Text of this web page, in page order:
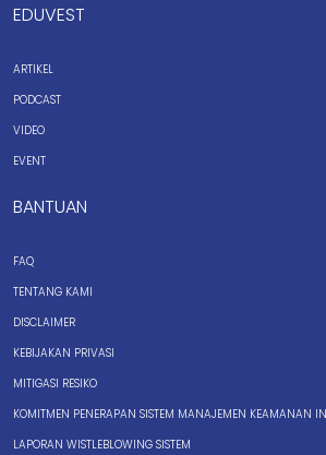
EDUVEST
ARTIKEL
PODCAST
VIDEO
EVENT
BANTUAN
FAQ
TENTANG KAMI
DISCLAIMER
KEBIJAKAN PRIVASI
MITIGASI RESIKO
KOMITMEN PENERAPAN SISTEM MANAJEMEN KEAMANAN
LAPORAN WISTLEBLOWING SISTEM